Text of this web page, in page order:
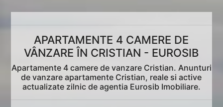
APARTAMENTE 4 CAMERE DE
VÂNZARE ÎN CRISTIAN - EUROSIB
Apartamente 4 camere de vanzare Cristian. Anunturi
de vanzare apartamente Cristian, reale si active
actualizate zilnic de agentia Eurosib Imobiliare.